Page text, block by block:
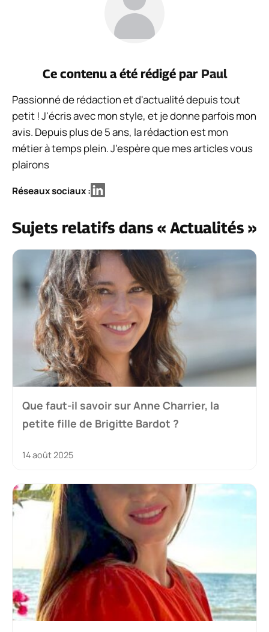
Ce contenu a été rédigé par Paul
Passionné de rédaction et d'actualité depuis tout
petit ! J'écris avec mon style, et je donne parfois mon
avis. Depuis plus de 5 ans, la rédaction est mon
métier à temps plein. J'espère que mes articles vous
plairons
Réseaux sociaux :
Sujets relatifs dans « Actualités »
Que faut-il savoir sur Anne Charrier, la
petite fille de Brigitte Bardot ?
14 août 2025